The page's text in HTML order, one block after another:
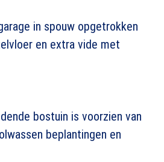
in spouw opgetrokken
en extra vide met
bostuin is voorzien van
beplantingen en